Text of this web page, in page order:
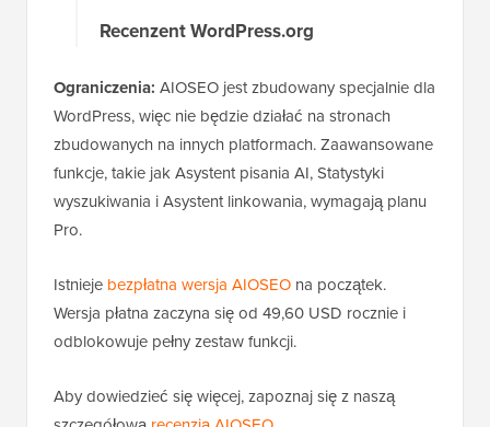
Recenzent WordPress.org
Ograniczenia: AIOSEO jest zbudowany specjalnie dla
WordPress, więc nie będzie działać na stronach
zbudowanych na innych platformach. Zaawansowane
funkcje, takie jak Asystent pisania AI, Statystyki
wyszukiwania i Asystent linkowania, wymagają planu
Pro.
Istnieje bezpłatna wersja AIOSEO na początek.
Wersja płatna zaczyna się od 49,60 USD rocznie i
odblokowuje pełny zestaw funkcji.
Aby dowiedzieć się więcej, zapoznaj się z naszą